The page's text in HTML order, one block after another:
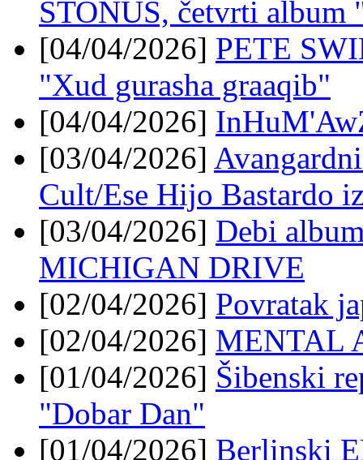
STONUS, četvrti album
[04/04/2026] PETE
"Xud gurasha graaqib"
[04/04/2026]
[03/04/2026]
Cult/Ese Hijo Bastardo
[03/04/2026] Debi
MICHIGAN DRIVE
[02/04/2026] Povratak
[02/04/2026] MENTAL
[01/04/2026] Šibenski
"Dobar Dan"
[01/04/2026] Berlinski